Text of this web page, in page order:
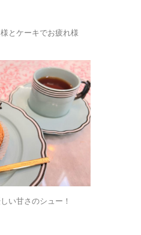
とケーキでお疲れ様
い甘さのシュー！